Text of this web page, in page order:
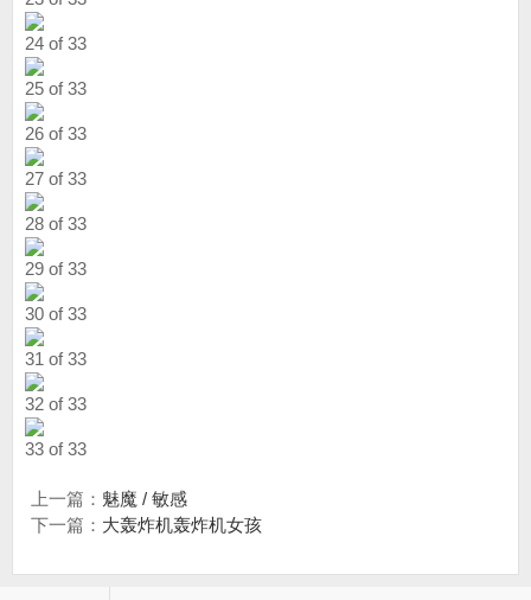
24 of 33
25 of 33
26 of 33
27 of 33
28 of 33
29 of 33
30 of 33
31 of 33
32 of 33
33 of 33
上一篇： 魅魔 / 敏感
下一篇： 大轰炸机轰炸机女孩